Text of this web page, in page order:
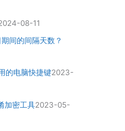
08-11
间的间隔天数？
的电脑快捷键2023-
加密工具2023-05-